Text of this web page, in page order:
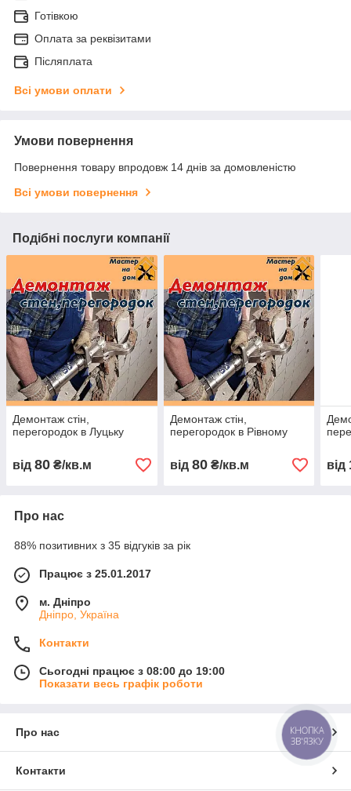
Готівкою
Оплата за реквізитами
Післяплата
Всі умови оплати
Умови повернення
Повернення товару впродовж 14 днів за домовленістю
Всі умови повернення
Подібні послуги компанії
Демонтаж стін,
перегородок в Луцьку
від 80 ₴/кв.м
Демонтаж стін,
перегородок в Рівному
від 80₴/кв.м від
Про нас
88% позитивних з 35 відгуків за рік
Працює з 25.01.2017
м. Дніпро
Дніпро, Україна
Контакти
Сьогодні працює з 08:00 до 19:00
Показати весь графік роботи
Про нас
Контакти
КНОПКА
ЗВ'ЯЗКУ